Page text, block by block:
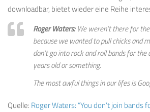
downloadbar, bietet wieder eine Reihe
Roger Waters:We weren’t there for
because we wanted to pull chicks and
don’t go into rock and roll bands for
years old or something.
The most awful things in our lifes is
Quelle: Roger Waters: “You don’t join bands